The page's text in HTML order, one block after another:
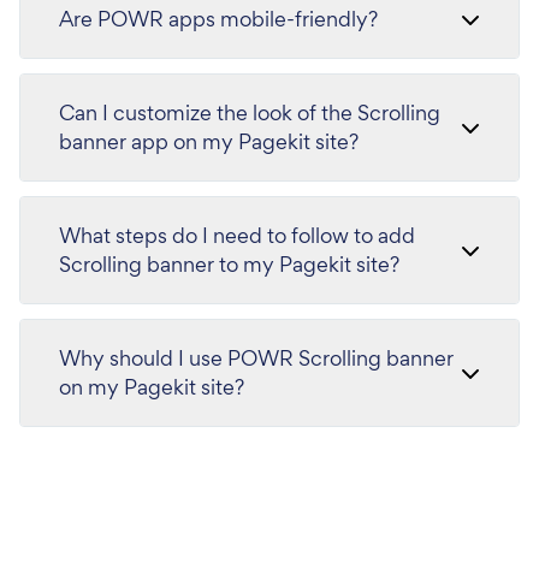
Are POWR apps mobile-friendly?
Can I customize the look of the Scrolling
banner app on my Pagekit site?
What steps do I need to follow to add
Scrolling banner to my Pagekit site?
Why should I use POWR Scrolling banner
on my Pagekit site?